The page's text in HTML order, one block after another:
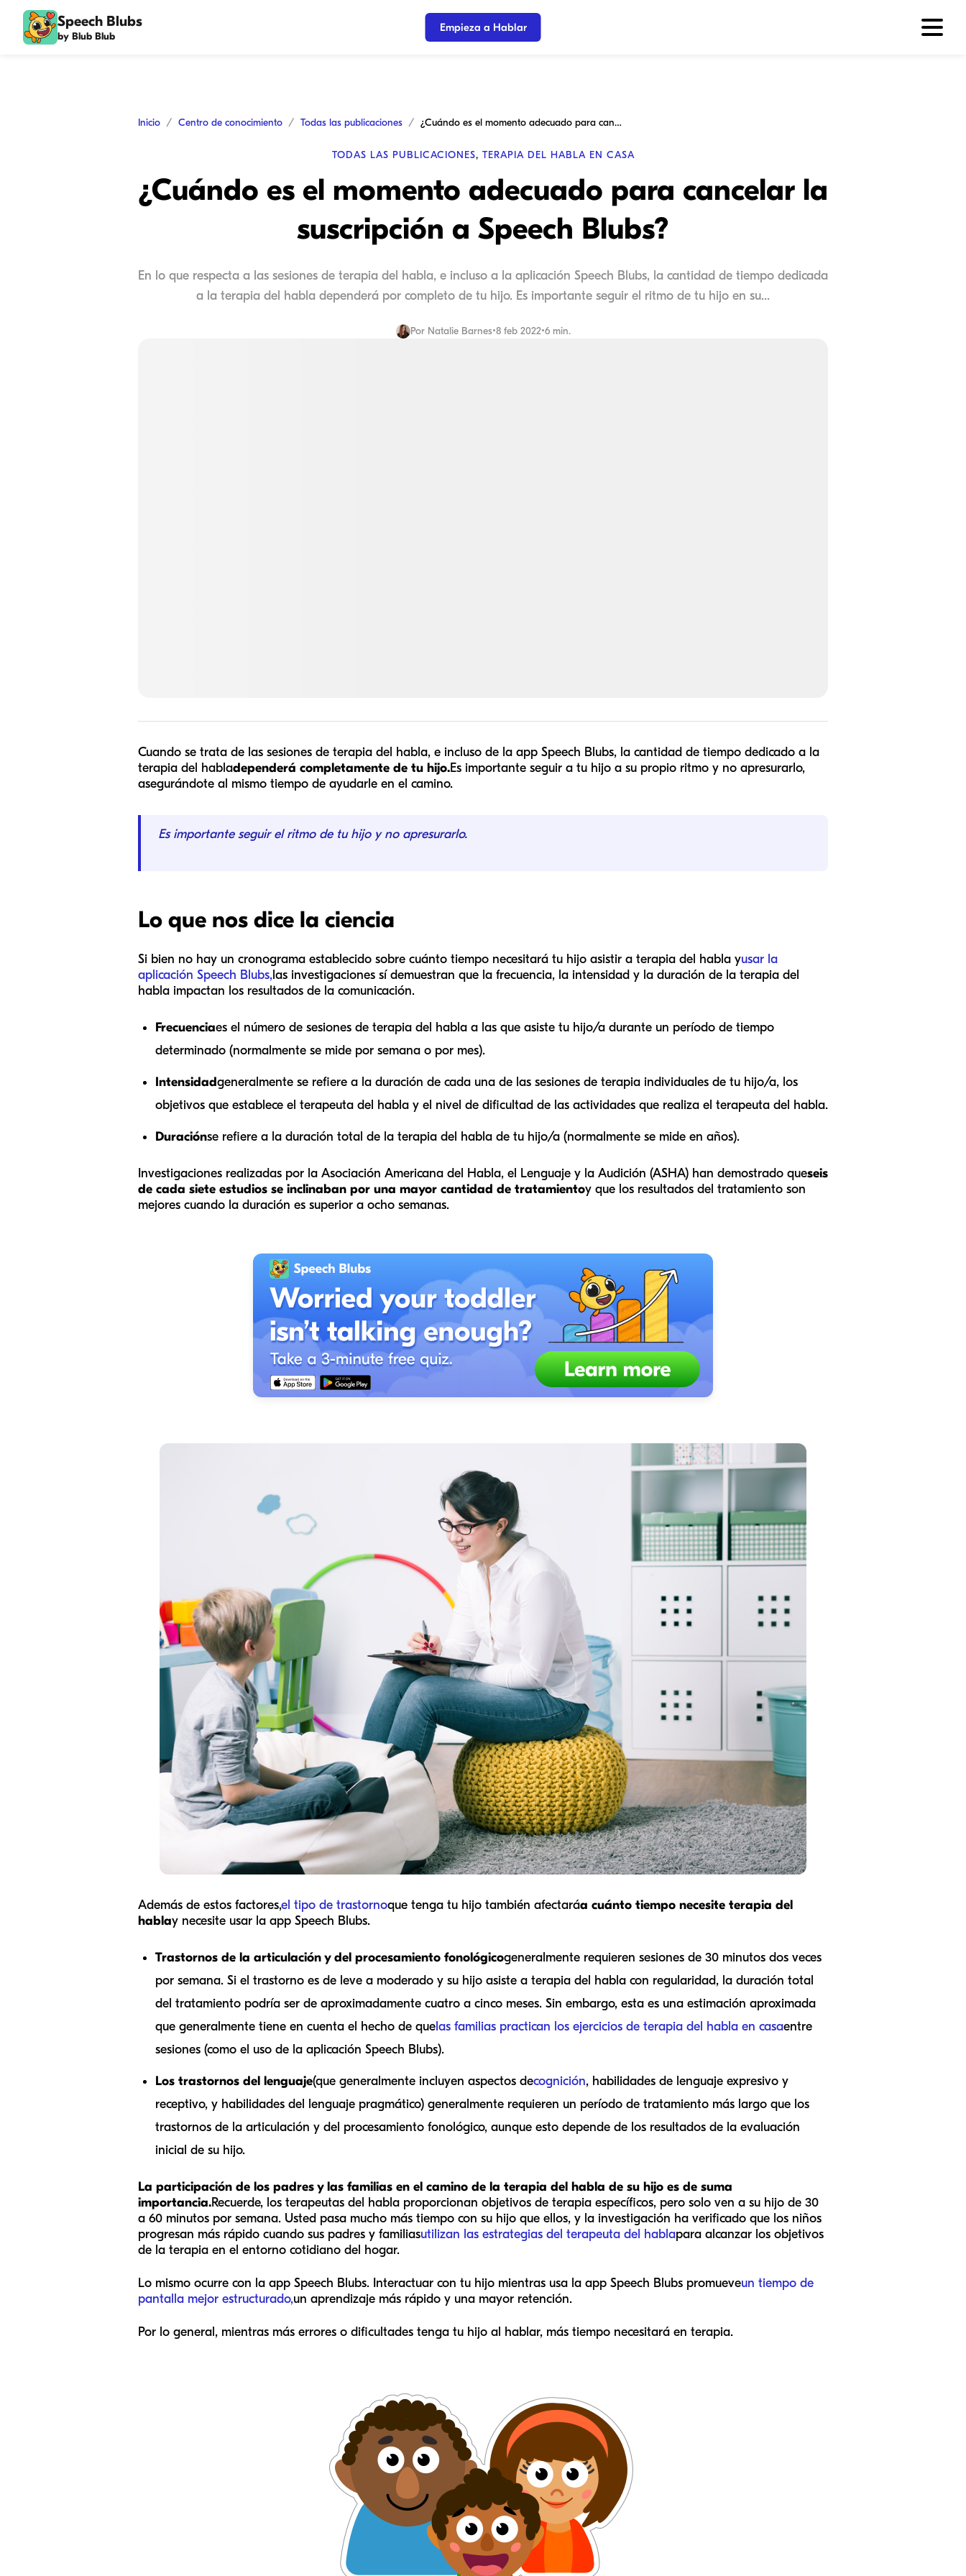
Speech Blubs
by Blub Blub
Empieza a Hablar
Inicio Centro de conocimiento Todas las publicaciones ¿Cuándo es el momento adecuado para cancelar la suscripción a Speech Blubs?
TODAS LAS PUBLICACIONES, TERAPIA DEL HABLA EN CASA
¿Cuándo es el momento adecuado para cancelar la
suscripción a Speech Blubs?
En lo que respecta a las sesiones de terapia del habla, e incluso a la aplicación Speech Blubs, la cantidad de tiempo dedicada
a la terapia del habla dependerá por completo de tu hijo. Es importante seguir el ritmo de tu hijo en su...
Por Natalie Barnes•8 feb 2022•6 min.
Cuando se trata de las sesiones de terapia del habla, e incluso de la app Speech Blubs, la cantidad de tiempo dedicado a la
terapia del habladependerá completamente de tu hijo.Es importante seguir a tu hijo a su propio ritmo y no apresurarlo,
asegurándote al mismo tiempo de ayudarle en el camino.
Es importante seguir el ritmo de tu hijo y no apresurarlo.
Lo que nos dice la ciencia
Si bien no hay un cronograma establecido sobre cuánto tiempo necesitará tu hijo asistir a terapia del habla yusar la
aplicación Speech Blubs,las investigaciones sí demuestran que la frecuencia, la intensidad y la duración de la terapia del
habla impactan los resultados de la comunicación.
Frecuenciaes el número de sesiones de terapia del habla a las que asiste tu hijo/a durante un período de tiempo
determinado (normalmente se mide por semana o por mes).
Intensidadgeneralmente se refiere a la duración de cada una de las sesiones de terapia individuales de tu hijo/a, los
objetivos que establece el terapeuta del habla y el nivel de dificultad de las actividades que realiza el terapeuta del habla.
Duraciónse refiere a la duración total de la terapia del habla de tu hijo/a (normalmente se mide en años).
Investigaciones realizadas por la Asociación Americana del Habla, el Lenguaje y la Audición (ASHA) han demostrado queseis
de cada siete estudios se inclinaban por una mayor cantidad de tratamientoy que los resultados del tratamiento son
mejores cuando la duración es superior a ocho semanas.
Además de estos factores,el tipo de trastornoque tenga tu hijo también afectaráa cuánto tiempo necesite terapia del
hablay necesite usar la app Speech Blubs.
Trastornos de la articulación y del procesamiento fonológicogeneralmente requieren sesiones de 30 minutos dos veces
por semana. Si el trastorno es de leve a moderado y su hijo asiste a terapia del habla con regularidad, la duración total
del tratamiento podría ser de aproximadamente cuatro a cinco meses. Sin embargo, esta es una estimación aproximada
que generalmente tiene en cuenta el hecho de quelas familias practican los ejercicios de terapia del habla en casaentre
sesiones (como el uso de la aplicación Speech Blubs).
Los trastornos del lenguaje(que generalmente incluyen aspectos decognición, habilidades de lenguaje expresivo y
receptivo, y habilidades del lenguaje pragmático) generalmente requieren un período de tratamiento más largo que los
trastornos de la articulación y del procesamiento fonológico, aunque esto depende de los resultados de la evaluación
inicial de su hijo.
La participación de los padres y las familias en el camino de la terapia del habla de su hijo es de suma
importancia.Recuerde, los terapeutas del habla proporcionan objetivos de terapia específicos, pero solo ven a su hijo de 30
a 60 minutos por semana. Usted pasa mucho más tiempo con su hijo que ellos, y la investigación ha verificado que los niños
progresan más rápido cuando sus padres y familiasutilizan las estrategias del terapeuta del hablapara alcanzar los objetivos
de la terapia en el entorno cotidiano del hogar.
Lo mismo ocurre con la app Speech Blubs. Interactuar con tu hijo mientras usa la app Speech Blubs promueveun tiempo de
pantalla mejor estructurado,un aprendizaje más rápido y una mayor retención.
Por lo general, mientras más errores o dificultades tenga tu hijo al hablar, más tiempo necesitará en terapia.